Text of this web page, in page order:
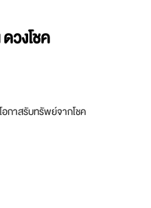
วงโชค
อกาสรับทรัพย์จากโชค